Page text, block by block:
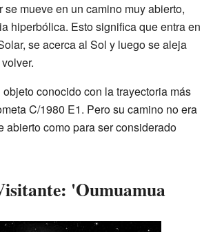
se mueve en un camino muy abierto,
hiperbólica. Esto significa que entra en
se acerca al Sol y luego se aleja
conocido con la trayectoria más
C/1980 E1. Pero su camino no era
abierto como para ser considerado
'Oumuamua